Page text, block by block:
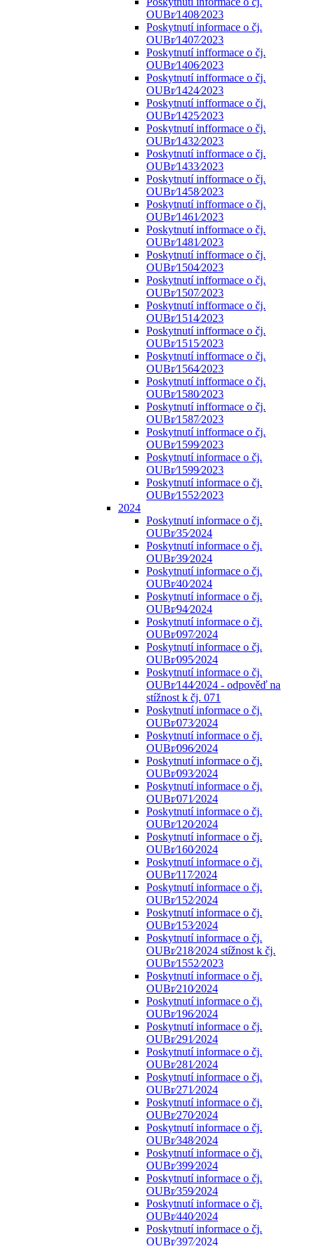
OUBr⁄1408⁄2023
Poskytnutí informace o čj.
OUBr⁄1407⁄2023
Poskytnutí infformace o čj.
OUBr⁄1406⁄2023
Poskytnutí infformace o čj.
OUBr⁄1424⁄2023
Poskytnutí infformace o čj.
OUBr⁄1425⁄2023
Poskytnutí infformace o čj.
OUBr⁄1432⁄2023
Poskytnutí infformace o čj.
OUBr⁄1433⁄2023
Poskytnutí infformace o čj.
OUBr⁄1458⁄2023
Poskytnutí infformace o čj.
OUBr⁄1461⁄2023
Poskytnutí infformace o čj.
OUBr⁄1481⁄2023
Poskytnutí infformace o čj.
OUBr⁄1504⁄2023
Poskytnutí infformace o čj.
OUBr⁄1507⁄2023
Poskytnutí infformace o čj.
OUBr⁄1514⁄2023
Poskytnutí infformace o čj.
OUBr⁄1515⁄2023
Poskytnutí infformace o čj.
OUBr⁄1564⁄2023
Poskytnutí infformace o čj.
OUBr⁄1580⁄2023
Poskytnutí infformace o čj.
OUBr⁄1587⁄2023
Poskytnutí infformace o čj.
OUBr⁄1599⁄2023
Poskytnutí informace o čj.
OUBr⁄1599⁄2023
Poskytnutí informace o čj.
OUBr⁄1552⁄2023
2024
Poskytnutí informace o čj.
OUBr⁄35⁄2024
Poskytnutí informace o čj.
OUBr⁄39⁄2024
Poskytnutí informace o čj.
OUBr⁄40⁄2024
Poskytnutí informace o čj.
OUBr⁄94⁄2024
Poskytnutí informace o čj.
OUBr⁄097⁄2024
Poskytnutí informace o čj.
OUBr⁄095⁄2024
Poskytnutí informace o čj.
OUBr⁄144⁄2024 - odpověď na
stížnost k čj. 071
Poskytnutí informace o čj.
OUBr⁄073⁄2024
Poskytnutí informace o čj.
OUBr⁄096⁄2024
Poskytnutí informace o čj.
OUBr⁄093⁄2024
Poskytnutí informace o čj.
OUBr⁄071⁄2024
Poskytnutí informace o čj.
OUBr⁄120⁄2024
Poskytnutí informace o čj.
OUBr⁄160⁄2024
Poskytnutí informace o čj.
OUBr⁄117⁄2024
Poskytnutí informace o čj.
OUBr⁄152⁄2024
Poskytnutí informace o čj.
OUBr⁄153⁄2024
Poskytnutí informace o čj.
OUBr⁄218⁄2024 stížnost k čj.
OUBr⁄1552⁄2023
Poskytnutí informace o čj.
OUBr⁄210⁄2024
Poskytnutí informace o čj.
OUBr⁄196⁄2024
Poskytnutí informace o čj.
OUBr⁄291⁄2024
Poskytnutí informace o čj.
OUBr⁄281⁄2024
Poskytnutí informace o čj.
OUBr⁄271⁄2024
Poskytnutí informace o čj.
OUBr⁄270⁄2024
Poskytnutí informace o čj.
OUBr⁄348⁄2024
Poskytnutí informace o čj.
OUBr⁄399⁄2024
Poskytnutí informace o čj.
OUBr⁄359⁄2024
Poskytnutí informace o čj.
OUBr⁄440⁄2024
Poskytnutí informace o čj.
OUBr⁄397⁄2024